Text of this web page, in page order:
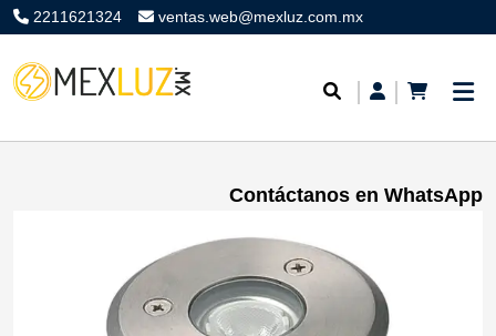
2211621324 ventas.web@mexluz.com.mx
Contáctanos en WhatsApp